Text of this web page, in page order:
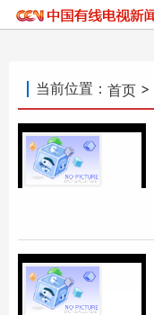
当前位置： 首页 >